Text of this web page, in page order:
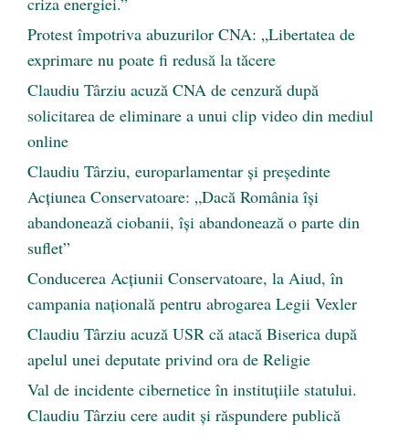
Protest împotriva abuzurilor CNA: „Libertatea de
exprimare nu poate fi redusă la tăcere
Claudiu Târziu acuză CNA de cenzură după
solicitarea de eliminare a unui clip video din mediul
online
Claudiu Târziu, europarlamentar și președinte
Acțiunea Conservatoare: „Dacă România își
abandonează ciobanii, își abandonează o parte din
suflet”
Conducerea Acțiunii Conservatoare, la Aiud, în
campania națională pentru abrogarea Legii Vexler
Claudiu Târziu acuză USR că atacă Biserica după
apelul unei deputate privind ora de Religie
Val de incidente cibernetice în instituțiile statului.
Claudiu Târziu cere audit și răspundere publică